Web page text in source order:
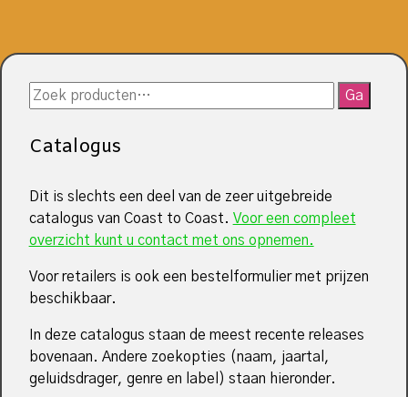
Zoeken
naar:
Ga
Catalogus
Dit is slechts een deel van de zeer uitgebreide
catalogus van Coast to Coast. Voor een compleet
overzicht kunt u contact met ons opnemen.
Voor retailers is ook een bestelformulier met prijzen
beschikbaar.
In deze catalogus staan de meest recente releases
bovenaan. Andere zoekopties (naam, jaartal,
geluidsdrager, genre en label) staan hieronder.